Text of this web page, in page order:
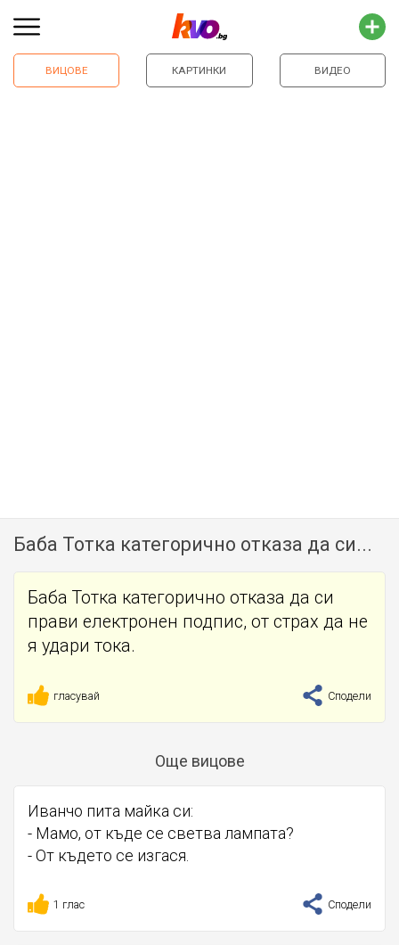
ВИЦОВЕ КАРТИНКИ ВИДЕО
Баба Тотка категорично отказа да си...
Баба Тотка категорично отказа да си
прави електронен подпис, от страх да не
я удари тока.
гласувай Сподели
Още вицове
Иванчо пита майка си:
- Мамо, от къде се светва лампата?
- От където се изгася.
1 глас Сподели